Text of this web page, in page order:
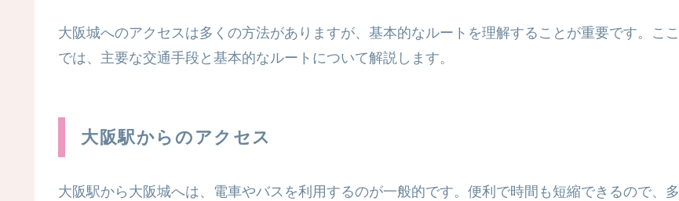
大阪城へのアクセスは多くの方法がありますが、基本的なルートを理解することが重要です。ここ
では、主要な交通手段と基本的なルートについて解説します。
大阪駅からのアクセス
大阪駅から大阪城へは、電車やバスを利用するのが一般的です。便利で時間も短縮できるので、多